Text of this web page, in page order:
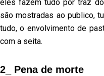
eles fazem tudo por traz
são mostradas ao publico,
tudo, o envolvimento de
com a seita.
2_ Pena de morte